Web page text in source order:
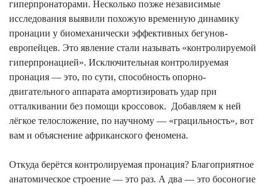
гиперпронаторами. Несколько позже независимые
исследования выявили похожую временную динамику
пронации у биомеханически эффективных бегунов-
европейцев. Это явление стали называть «контролируемой
гиперпронацией». Исключительная контролируемая
пронация — это, по сути, способность опорно-
двигательного аппарата амортизировать удар при
отталкивании без помощи кроссовок. Добавляем к ней
лёгкое телосложение, по научному — «грацильность», вот
вам и объяснение африканского феномена.
Откуда берётся контролируемая пронация? Благоприятное
анатомическое строение — это раз. А два — это босоногие